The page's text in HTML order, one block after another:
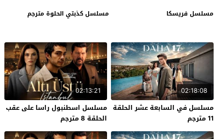
مسلسل فريسكا مسلسل كذبتي الحلوة مترجم
02:18:08
مسلسل في السابعة عشر الحلقة
11 مترجم
02:13:21
مسلسل اسطنبول راسا على عقب
الحلقة 8 مترجم